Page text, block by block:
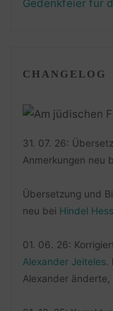
Gedenkfeier für
CHANGELOG
31. 07. 26:
Anmerkungen neu
Übersetzung und
neu bei Hindel Hess
01. 06. 26:
Alexander Jeiteles
Alexander änderte,